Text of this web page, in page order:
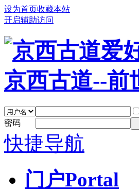
设为首页收藏本站
开启辅助访问
密码
快捷导航
门户Portal